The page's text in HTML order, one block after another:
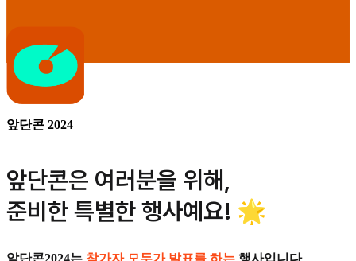
앞단콘 2024
앞단콘은 여러분을 위해,
준비한 특별한 행사예요! 🌟